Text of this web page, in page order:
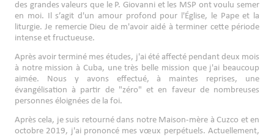
des grandes valeurs que le P. Giovanni et les MSP ont voulu semer
en moi. Il s’agit d'un amour profond pour l'Église, le Pape et la
liturgie. Je remercie Dieu de m'avoir aidé à terminer cette période
intense et fructueuse.
Après avoir terminé mes études, j'ai été affecté pendant deux mois
à notre mission à Cuba, une très belle mission que j'ai beaucoup
aimée. Nous y avons effectué, à maintes reprises, une
évangélisation à partir de "zéro" et en faveur de nombreuses
personnes éloignées de la foi.
Après cela, je suis retourné dans notre Maison-mère à Cuzco et en
octobre 2019, j'ai prononcé mes vœux perpétuels. Actuellement,